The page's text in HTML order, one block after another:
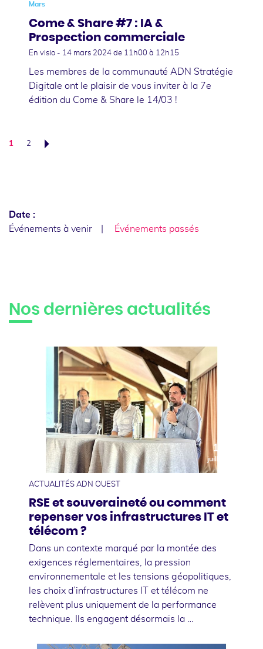
Mars
Come & Share #7 : IA &
Prospection commerciale
En visio - 14 mars 2024 de 11h00 à 12h15
Les membres de la communauté ADN Stratégie
Digitale ont le plaisir de vous inviter à la 7e
édition du Come & Share le 14/03 !
1 2
Date :
Événements à venir
Événements passés
Nos dernières actualités
10
juillet
ACTUALITÉS ADN OUEST
RSE et souveraineté ou comment
repenser vos infrastructures IT et
télécom ?
Dans un contexte marqué par la montée des
exigences réglementaires, la pression
environnementale et les tensions géopolitiques,
les choix d’infrastructures IT et télécom ne
relèvent plus uniquement de la performance
technique. Ils engagent désormais la …